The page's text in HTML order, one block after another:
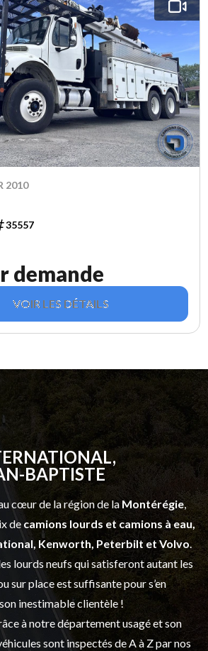
2010
35557
demande
VOIR LES DÉTAILS
BAPTISTE
cœur de la région de la Montérégie,
de camions lourds et camions à eau,
Kenworth, Peterbilt et Volvo.
lourds neufsqui satisferont autant les
sur place est suffisante pour s’en
inestimable clientèle !
à notredépartement usagéet son
sont inspectés de A à Z par nos